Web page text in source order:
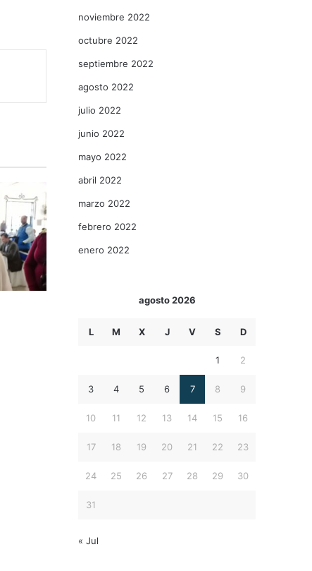
noviembre 2022
octubre 2022
septiembre 2022
agosto 2022
julio 2022
junio 2022
mayo 2022
abril 2022
marzo 2022
febrero 2022
enero 2022
agosto 2026
L M X J V S D
1 2
3 4 5 6 7 8 9
10 11 12 13 14 15 16
17 18 19 20 21 22 23
24 25 26 27 28 29 30
31
« Jul